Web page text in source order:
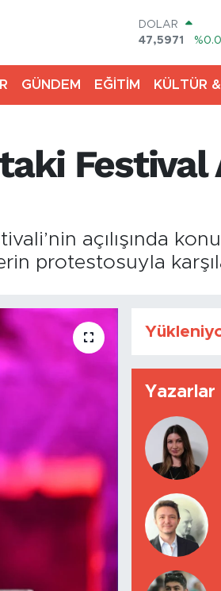
DOLAR
47,5971
STERLİN
64,2534
BİST100
13.703
%0
GÜNDEM EĞİTİM KÜLTÜR
Festival
açılışında
protestosuyla
Yazarlar